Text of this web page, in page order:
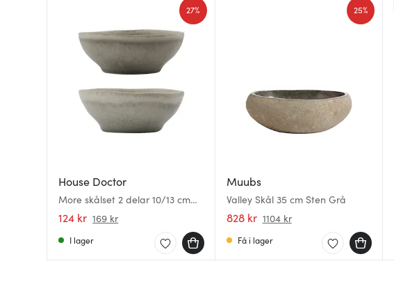
House Doctor
More skålset 2 delar 10/13 cm
grå
124 kr 169 kr
27%
I lager
Muubs
Valley Skål 35 cm Sten Grå
828 kr 1104 kr
25%
Få i lager